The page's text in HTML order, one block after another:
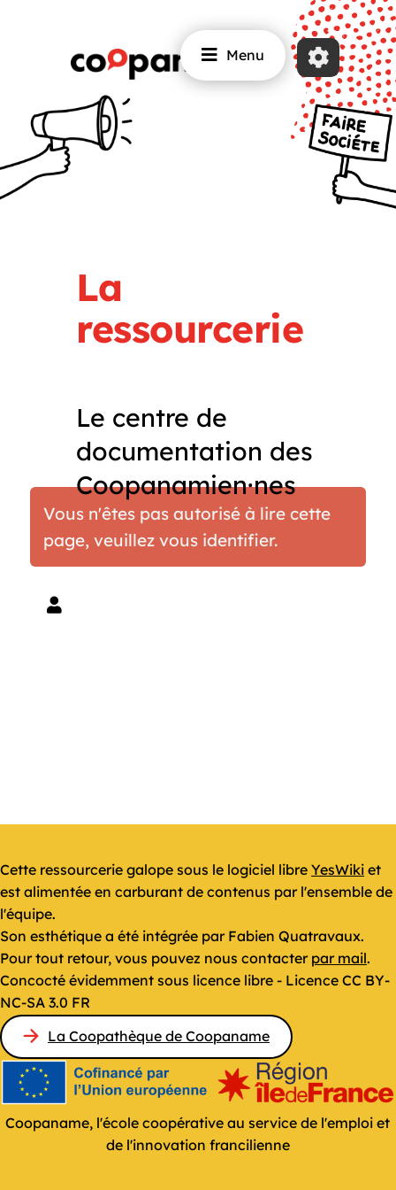
Menu
La
ressourcerie
Le centre de
documentation des
Coopanamien·nes
Vous n'êtes pas autorisé à lire cette
page, veuillez vous identifier.
Cette ressourcerie galope sous le logiciel libre YesWiki et
est alimentée en carburant de contenus par l'ensemble de
l'équipe.
Son esthétique a été intégrée par Fabien Quatravaux.
Pour tout retour, vous pouvez nous contacter par mail.
Concocté évidemment sous licence libre - Licence CC BY-
NC-SA 3.0 FR
La Coopathèque de Coopaname
Coopaname, l'école coopérative au service de l'emploi et
de l'innovation francilienne